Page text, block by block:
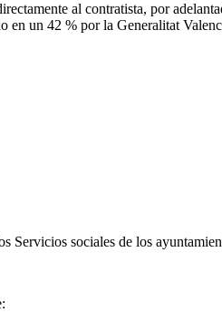
al contratista, por
en un 42 % por la Generalitat
Servicios sociales de los